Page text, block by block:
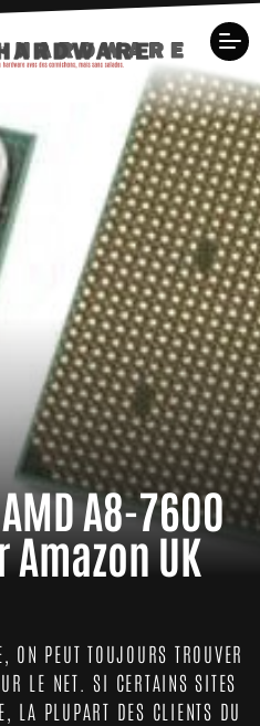
A8-7600
UK
ON PEUT TOUJOURS TROUVER
LE NET. SI CERTAINS SITES
LA PLUPART DES CLIENTS DU